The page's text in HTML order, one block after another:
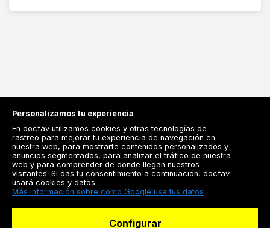
Registrarse
Docfav
Personalizamos tu experiencia
En docfav utilizamos cookies y otras tecnologías de
rastreo para mejorar tu experiencia de navegación en
nuestra web, para mostrarte contenidos personalizados y
anuncios segmentados, para analizar el tráfico de nuestra
web y para comprender de donde llegan nuestros
visitantes. Si das tu consentimiento a continuación, docfav
usará cookies y datos:
Más información sobre cómo Google usa tus datos
Configurar